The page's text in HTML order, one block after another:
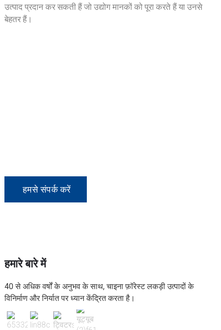
उत्पाद प्रदान कर सकती हैं जो उद्योग मानकों को पूरा करते हैं या उनसे
बेहतर हैं।
हमसे संपर्क करें
हमारे बारे में
40 से अधिक वर्षों के अनुभव के साथ, चाइना फ़ॉरेस्ट लकड़ी उत्पादों के
विनिर्माण और निर्यात पर ध्यान केंद्रित करता है।